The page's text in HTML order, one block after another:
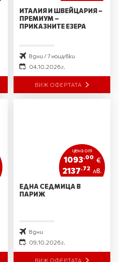
ИТАЛИЯ И ШВЕЙЦАРИЯ –
ПРЕМИУМ –
ПРИКАЗНИТЕ ЕЗЕРА
8 дни / 7 нощувки
04.10.2026 г.
ВИЖ ОФЕРТАТА
цена от
1093.00 €
2137 .72 лв.
ЕДНА СЕДМИЦА В
ПАРИЖ
8 дни
09.10.2026 г.
ВИЖ ОФЕРТАТА